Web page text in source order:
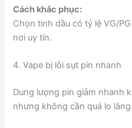
Cách khắc phục:
Chọn tinh dầu có tỷ lệ VG/
nơi uy tín.
4. Vape bị lỗi sụt pin nhanh
Dung lượng pin giảm nhanh
nhưng không cần quá lo lắng.